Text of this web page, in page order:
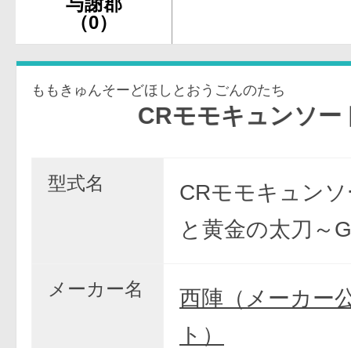
（0）
ももきゅんそーどほしとおうごんのたち
CRモモキュンソード〜星
型式名
CRモモキュン
と黄金の太刀～
メーカー名
西陣（メーカー
ト）